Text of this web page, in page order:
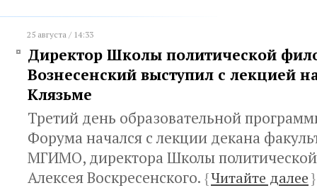
25 августа / 14:33
Директор Школы политической
Вознесенский выступил с лекцией
Клязьме
Третий день образовательной
Форума начался с лекции декана
МГИМО, директора Школы
Алексея Воскресенского. {Читайте далее}